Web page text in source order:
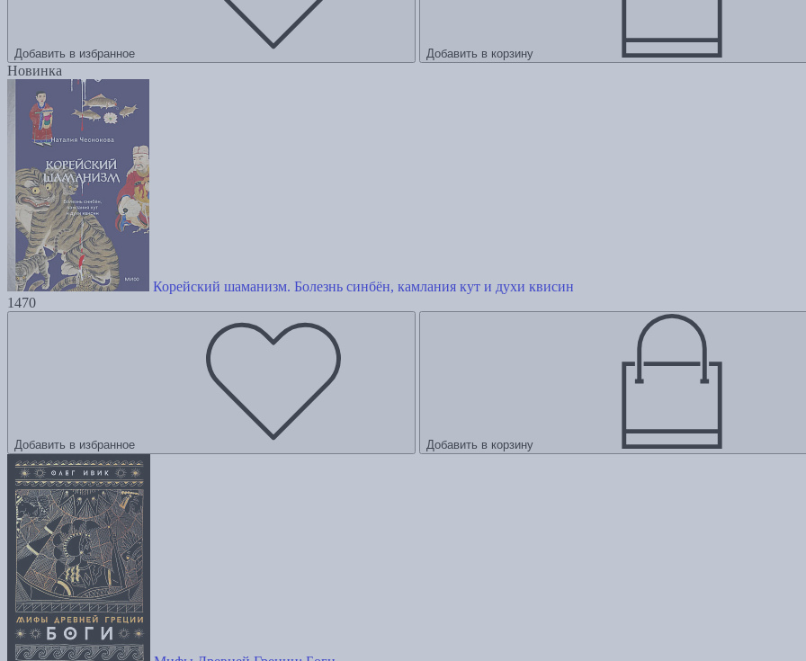
Добавить в избранное Добавить в корзину
Новинка
Корейский шаманизм. Болезнь синбён, камлания кут и духи квисин
1470
Добавить в избранное Добавить в корзину